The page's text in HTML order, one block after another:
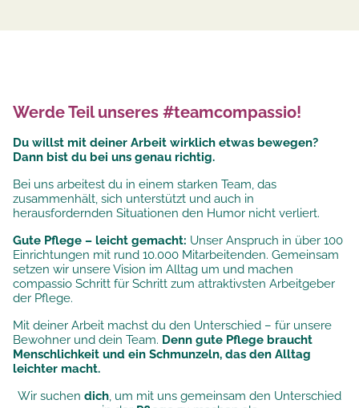
Werde Teil unseres #teamcompassio!
Du willst mit deiner Arbeit wirklich etwas bewegen?
Dann bist du bei uns genau richtig.
Bei uns arbeitest du in einem starken Team, das
zusammenhält, sich unterstützt und auch in
herausfordernden Situationen den Humor nicht verliert.
Gute Pflege – leicht gemacht: Unser Anspruch in über 100
Einrichtungen mit rund 10.000 Mitarbeitenden. Gemeinsam
setzen wir unsereVision im Alltag um und machen
compassio Schritt für Schritt zum attraktivsten Arbeitgeber
der Pflege.
Mit deiner Arbeit machst du den Unterschied – für unsere
Bewohner und dein Team. Denn gute Pflege braucht
Menschlichkeit und ein Schmunzeln, das den Alltag
leichter macht.
Wir suchen dich, um mit uns gemeinsam den Unterschied